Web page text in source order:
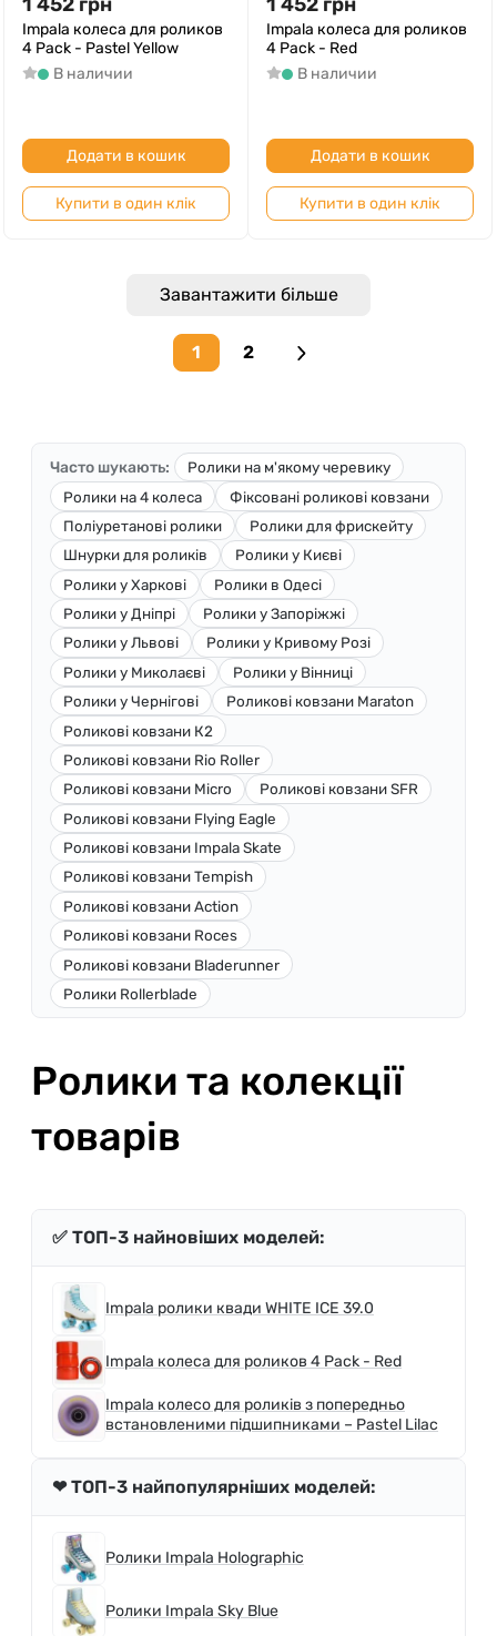
Impala колеса для роликов
4 Pack - Pastel Yellow
В наличии
Додати в кошик
Купити в один клік
Impala колеса для роликов
4 Pack - Red
В наличии
Додати в кошик
Купити в один клік
Завантажити більше
1 2
Next page
Часто шукають:
Ролики на м'якому черевику
Ролики на 4 колеса
Фіксовані роликові ковзани
Поліуретанові ролики
Ролики для фрискейту
Шнурки для роликів
Ролики у Києві
Ролики у Харкові
Ролики в Одесі
Ролики у Дніпрі
Ролики у Запоріжжі
Ролики у Львові
Ролики у Кривому Розі
Ролики у Миколаєві
Ролики у Вінниці
Ролики у Чернігові
Роликові ковзани Maraton
Роликові ковзани К2
Роликові ковзани Rio Roller
Роликові ковзани Micro
Роликові ковзани SFR
Роликові ковзани Flying Eagle
Роликові ковзани Impala Skate
Роликові ковзани Tempish
Роликові ковзани Action
Роликові ковзани Roces
Роликові ковзани Bladerunner
Ролики Rollerblade
Ролики та колекції
товарів
✅ ТОП-3 найновіших моделей:
Impala ролики квади WHITE ICE 39.0
Impala колеса для роликов 4 Pack - Red
Impala колесо для роликів з попередньо
встановленими підшипниками – Pastel Lilac
❤ ТОП-3 найпопулярніших моделей:
Ролики Impala Holographic
Ролики Impala Sky Blue